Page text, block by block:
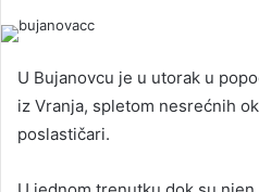
U Bujanovcu je u utorak u
iz Vranja, spletom nesrećnih
poslastičari.